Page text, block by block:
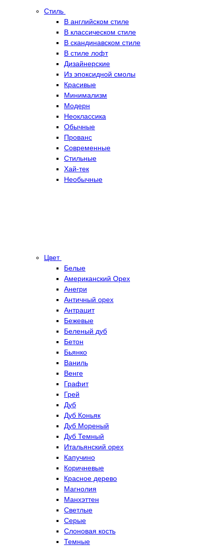
Стиль
В английском стиле
В классическом стиле
В скандинавском стиле
В стиле лофт
Дизайнерские
Из эпоксидной смолы
Красивые
Минимализм
Модерн
Неоклассика
Обычные
Прованс
Современные
Стильные
Хай-тек
Необычные
Цвет
Белые
Американский Орех
Анегри
Античный орех
Антрацит
Бежевые
Беленый дуб
Бетон
Бьянко
Ваниль
Венге
Графит
Грей
Дуб
Дуб Коньяк
Дуб Мореный
Дуб Темный
Итальянский орех
Капучино
Коричневые
Красное дерево
Магнолия
Манхэттен
Светлые
Серые
Слоновая кость
Темные